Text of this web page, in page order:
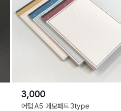
3,000
어텀 A5 메모패드 3type